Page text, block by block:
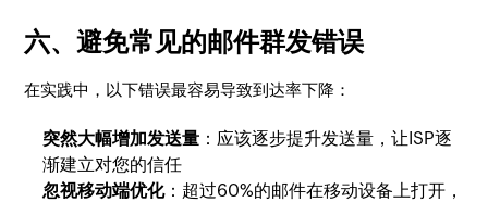
六、避免常见的邮件群发错误
在实践中，以下错误最容易导致到达率下降：
突然大幅增加发送量 ：应该逐步提升发送量，让ISP逐
渐建立对您的信任
忽视移动端优化：超过60%的邮件在移动设备上打开，